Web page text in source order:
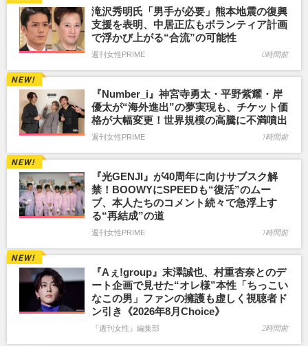
滝沢秀明氏「男手が必要」熊本地震の復興
支援を表明、中居正広もボランティア計画
で浮かび上がる“合流”の可能性
週刊女性PRIME 0時間前
『Number_i』神宮寺勇太・平野紫耀・岸
優太が“海外進出”の夢実現も、チケット価
格が大幅変更！世界規模の高騰に不満噴出
週刊女性PRIME 1時間前
『光GENJI』が40周年に向けサブスク解
禁！BOOWYにSPEEDも“復活”のムー
ブ、本人たちのコメント続々で急浮上す
る“再結成”の道
週刊女性PRIME 1時間前
『Aぇ!group』末澤誠也、村重杏奈とのデ
ート企画で見せた“オレ様”本性「ちっこい
なこの男」ファンの擁護も虚しく視聴者ド
ン引き《2026年8月Choice》
『週刊女性』編集部 2時間前